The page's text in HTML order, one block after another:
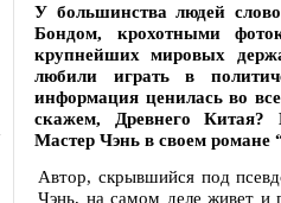
У большинства людей
Бондом, крохотными
крупнейших мировых
любили играть в
информация ценилась во
скажем, Древнего Китая?
Мастер Чэнь в своем
Автор, скрывшийся под
Чэнь, на самом деле живет и